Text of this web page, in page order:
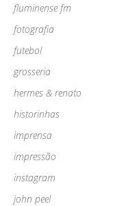
fluminense fm
fotografia
futebol
grosseria
hermes & renato
historinhas
imprensa
impressão
instagram
john peel